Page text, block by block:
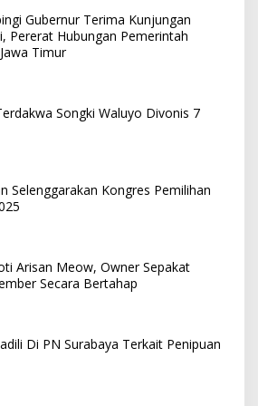
Gubernur Terima Kunjungan
Pererat Hubungan Pemerintah
Timur
Songki Waluyo Divonis 7
Selenggarakan Kongres Pemilihan
Arisan Meow, Owner Sepakat
Secara Bertahap
Di PN Surabaya Terkait Penipuan